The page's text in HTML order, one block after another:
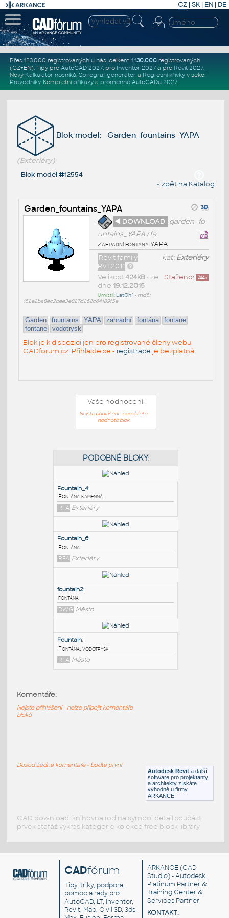
CZ | SK| EN | DE
Přes 123.000 registrovaných u nás, celkem 1.130.000registrovaných
(CZ+EN). Tipy pro AutoCAD 2027, pro Inventor 2027a pro Revit 2027.
Nový Kalkulátor nosníků, Spirograf generátor a Regresní křivkyv sekci
Převodníky. Kompletní příkazya proměnné AutoCADu 2027.
Blok-model: Garden_fountains_YAPA
(Exteriéry)
Blok-model #12554
« zpět na Katalog
Garden_fountains_YAPA
◄ DOWNLOAD garden_fo
untains_YAPA.rfa
Zahradní fontána YAPA
kat:Exteriéry
Revit family
RVT2011
Staženo: 744x
Velikost 424kB• ze
dne 19.12.2015
Umístil: LatCh^ • md5:
152e2ba8ec2bee3e827d262c64189f5e
Garden fountains YAPA zahradní fontána
fontane
fontane
vodotrysk
Blok je k dispozici jen pro registrované členy webu
CADforum.cz. Přihlaste se - registrace je bezplatná.
Vaše hodnocení:
Nejste přihlášeni - nemůžete
hodnotit blok
Fountain_4:
Fontána kamenná
RFA
Fountain_6:
Fontána
RFA Exteriéry
fontána
Fontána, vodotrysk
Autodesk Revit a další
software pro projektanty
a architekty získáte
výhodně u firmy
ARKANCE
Komentáře:
Nejste přihlášeni - nelze připojit komentáře
bloků
Dosud žádné komentáře - buďte první
CAD download: knihovna rodina symbol detail součást
prvek stafáž výkres kategorie kolekce free block library
CADfórum
Tipy, triky, podpora,
pomoc a rady pro
AutoCAD, LT, Inventor,
Revit, Map, Civil 3D, 3ds
ARKANCE (CAD
Studio) - Autodesk
Platinum Partner &
Training Center &
Services Partner
KONTAKT: